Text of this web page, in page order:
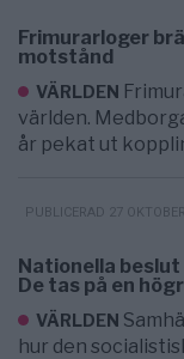
Frimurarloger
motstånd
VÄRLDEN
världen.
år pekat ut
PUBLICERAD 27
Nationella
De tas på en
VÄRLDEN
hur den